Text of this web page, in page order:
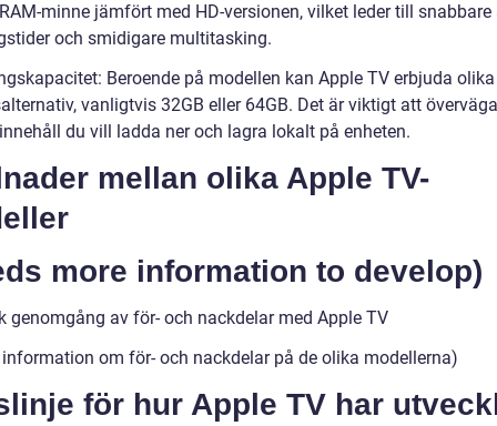
minne jämfört med HD-versionen, vilket leder till snabbare
och smidigare multitasking.
Beroende på modellen kan Apple TV erbjuda olika
vanligtvis 32GB eller 64GB. Det är viktigt att
du vill ladda ner och lagra lokalt på enheten.
mellan olika Apple TV-
more information to develop)
genomgång av för- och nackdelar med Apple TV
om för- och nackdelar på de olika modellerna)
för hur Apple TV har